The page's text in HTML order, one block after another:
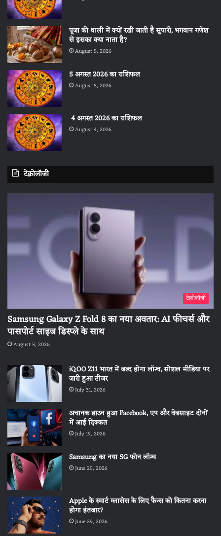
पूजा की थाली में क्यों रखी जाती है सुपारी, भगवान गणेश
से इसका क्या नाता है?
August 5, 2026
5 अगस्त 2026 का राशिफल
August 5, 2026
4 अगस्त 2026 का राशिफल
August 4, 2026
टेक्नोलॉजी
टेक्नोलॉजी
Samsung Galaxy Z Fold 8 का नया अवतार: AI फीचर्स और
पासपोर्ट साइज डिस्प्ले के साथ
August 5, 2026
iQOO Z11 भारत में जल्द होगा लॉन्च, सोशल मीडिया पर
जारी हुआ टीजर
July 31, 2026
अचानक डाउन हुआ Facebook, एप और वेबसाइट दोनों
में आई दिक्कत
July 19, 2026
Samsung का नया 5G फोन लॉन्च
June 29, 2026
Apple के स्मार्ट ग्लासेस के लिए फैन्स को कितना करना
होगा इंतजार?
June 29, 2026